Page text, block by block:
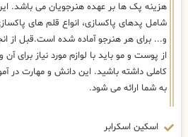
هزینه پک ها بر عهده هنرجویان می باشد.
شامل پدهای پاکسازی، انواع قلم های
و... برای هر هنرجو آماده شده است.قبل از
از پوست و مو باید با لوازم مورد نیاز برای
کاملی داشته باشید. این دانش و مهارت در
به شما ارائه می شود.
اسکین اسکرابر